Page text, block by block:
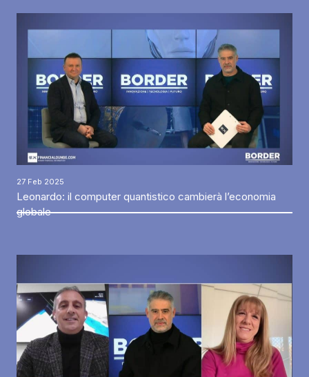
27 Feb 2025
Leonardo: il computer quantistico cambierà l’economia
globale